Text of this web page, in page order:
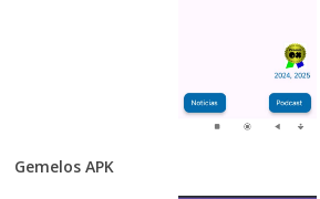
Gemelos APK